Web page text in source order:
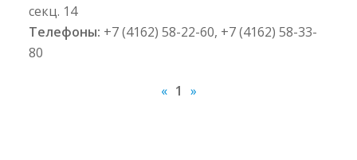
секц. 14
Телефоны: +7 (4162) 58-22-60, +7 (4162) 58-33-
80
« 1 »